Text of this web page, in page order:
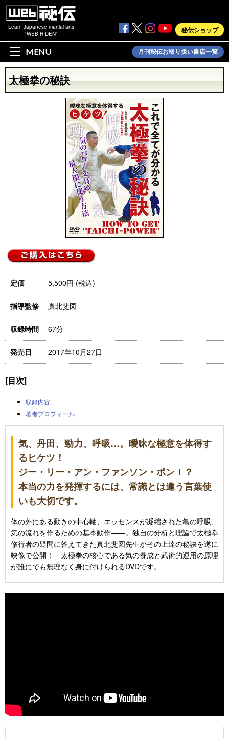
Learn Japanese martial arts
"WEB HIDEN"
秘伝ショップ
MENU 月刊秘伝お取り扱い書店一覧
太極拳の秘訣
定価 5,500円 (税込)
指導監修 真北斐図
収録時間 67分
発売日 2017年10月27日
[目次]
収録内容
著者プロフィール
気、丹田、勁力、呼吸…。曖昧な極意を体得す
るヒケツ！
ジー・リー・アン・ファンソン・ポン！？
本当の力を発揮するには、常識とは違う言葉使
いも大切です。
体の外にある動きの中心軸、エッセンスが凝縮された亀の呼吸、
気の流れを作るための基本動作――。独自の分析と理論で太極拳
修行者の疑問に答えてきた真北斐図先生がその上達の秘訣を遂に
映像で公開！ 太極拳の核心である気の養成と武術的運用の原理
が誰にでも無理なく身に付けられるDVDです。